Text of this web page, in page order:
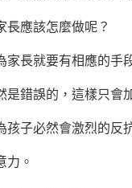
應該怎麼做呢？
長就要有相應的手
錯誤的，這樣只會
子必然會激烈的反
。